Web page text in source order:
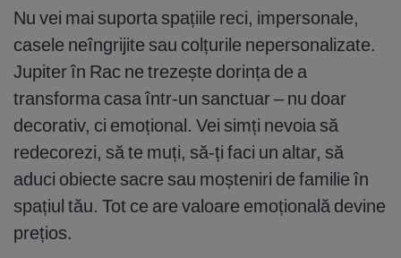
Nu vei mai suporta spațiile reci, impersonale,
casele neîngrijite sau colțurile nepersonalizate.
Jupiter în Rac ne trezește dorința de a
transforma casa într-un sanctuar – nu doar
decorativ, ci emoțional. Vei simți nevoia să
redecorezi, să te muți, să-ți faci un altar, să
aduci obiecte sacre sau moșteniri de familie în
spațiul tău. Tot ce are valoare emoțională devine
prețios.